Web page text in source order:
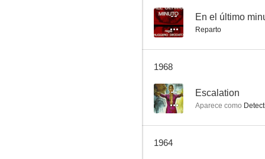
-- En el último
Reparto
1968
-- Escalation
Aparece como
1964